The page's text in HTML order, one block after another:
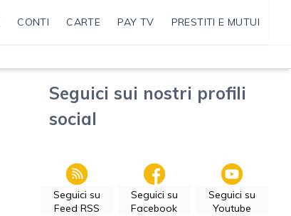
CONTI CARTE PAY TV PRESTITI E MUTUI
Seguici sui nostri profili
social
Seguici su
Feed RSS
Seguici su
Facebook
Seguici su
Youtube